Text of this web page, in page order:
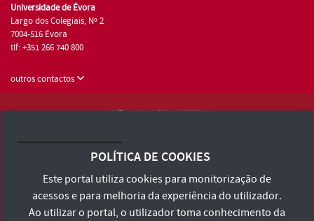
Universidade de Évora
Largo dos Colegiais, Nº 2
7004-516 Évora
tlf: +351 266 740 800
outros contactos
Consulte os Termos e Condições e Política de Privacidade
Declaração de Acessibilidade
POLÍTICA DE COOKIES
Este portal utiliza cookies para monitorização de
acessos e para melhoria da experiência do utilizador.
Ao utilizar o portal, o utilizador toma conhecimento da